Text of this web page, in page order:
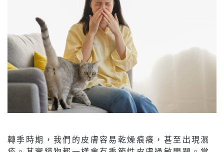
轉季時期，我們的皮膚容易乾燥痕癢，甚至出現濕